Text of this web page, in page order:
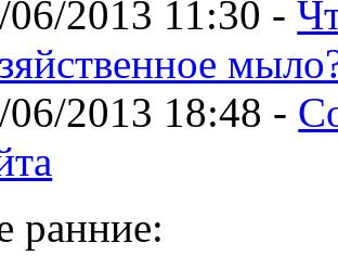
06/2013 11:30 -
06/2013 18:48 -
ранние: